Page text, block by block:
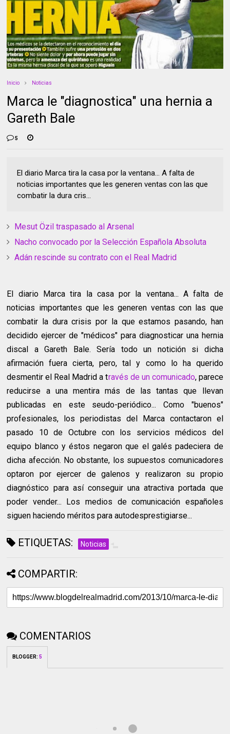
Inicio Noticias
Marca le "diagnostica" una hernia a
Gareth Bale
5
El diario Marca tira la casa por la ventana... A falta de
noticias importantes que les generen ventas con las que
combatir la dura cris...
Mesut Özil traspasado al Arsenal
Nacho convocado por la Selección Española Absoluta
Adán rescinde su contrato con el Real Madrid
El diario Marca tira la casa por la ventana... A falta de
noticias importantes que les generen ventas con las que
combatir la dura crisis por la que estamos pasando, han
decidido ejercer de "médicos" para diagnosticar una hernia
discal a Gareth Bale. Sería todo un notición si dicha
afirmación fuera cierta, pero, tal y como lo ha querido
desmentir el Real Madrid a través de un comunicado, parece
reducirse a una mentira más de las tantas que llevan
publicadas en este seudo-periódico... Como "buenos"
profesionales, los periodistas del Marca contactaron el
pasado 10 de Octubre con los servicios médicos del
equipo blanco y éstos negaron que el galés padeciera de
dicha afección. No obstante, los supuestos comunicadores
optaron por ejercer de galenos y realizaron su propio
diagnóstico para así conseguir una atractiva portada que
poder vender... Los medios de comunicación españoles
siguen haciendo méritos para autodesprestigiarse...
ETIQUETAS: Noticias
COMPARTIR:
COMENTARIOS
BLOGGER:5